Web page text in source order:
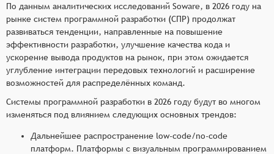
По данным аналитических исследований Soware, в 2026 году на
рынке систем программной разработки (СПР) продолжат
развиваться тенденции, направленные на повышение
эффективности разработки, улучшение качества кода и
ускорение вывода продуктов на рынок, при этом ожидается
углубление интеграции передовых технологий и расширение
возможностей для распределённых команд.
Системы программной разработки в 2026 году будут во многом
изменяться под влиянием следующих основных трендов:
Дальнейшее распространение low-code/no-code
платформ. Платформы с визуальным программированием